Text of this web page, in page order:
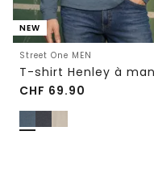
NEW
Street One MEN
CHF 69.90